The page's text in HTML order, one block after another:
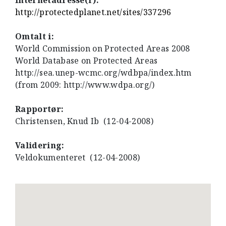
http://protectedplanet.net/sites/337296
Omtalt i:
World Commission on Protected Areas 2008
World Database on Protected Areas
http://sea.unep-wcmc.org/wdbpa/index.htm
(from 2009: http://www.wdpa.org/)
Rapportør:
Christensen, Knud Ib (12-04-2008)
Validering:
Veldokumenteret (12-04-2008)